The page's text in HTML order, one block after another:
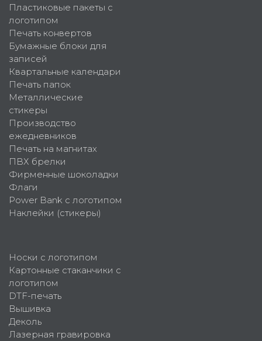
Пластиковые пакеты с
логотипом
Печать конвертов
Бумажные блоки для
записей
Квартальные календари
Печать папок
Металлические
стикеры
Производство
ежедневников
Печать на магнитах
ПВХ брелки
Фирменные шоколадки
Флаги
Power Bank с логотипом
Наклейки (стикеры)
Носки с логотипом
Картонные стаканчики с
логотипом
DTF-печать
Вышивка
Деколь
Лазерная гравировка